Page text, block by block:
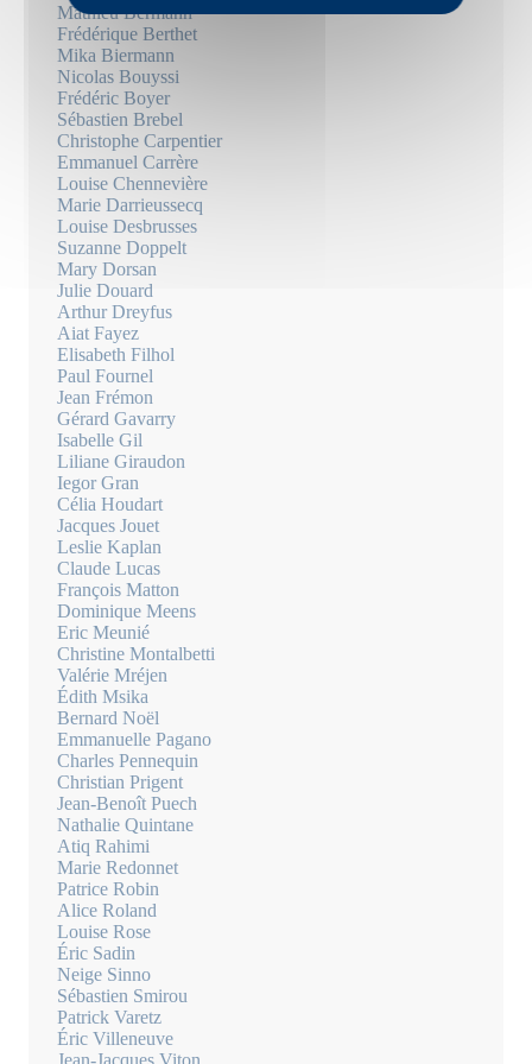
Mathieu Bermann
Frédérique Berthet
Mika Biermann
Nicolas Bouyssi
Frédéric Boyer
Sébastien Brebel
Christophe Carpentier
Emmanuel Carrère
Louise Chennevière
Marie Darrieussecq
Louise Desbrusses
Suzanne Doppelt
Mary Dorsan
Julie Douard
Arthur Dreyfus
Aiat Fayez
Elisabeth Filhol
Paul Fournel
Jean Frémon
Gérard Gavarry
Isabelle Gil
Liliane Giraudon
Iegor Gran
Célia Houdart
Jacques Jouet
Leslie Kaplan
Claude Lucas
François Matton
Dominique Meens
Eric Meunié
Christine Montalbetti
Valérie Mréjen
Édith Msika
Bernard Noël
Emmanuelle Pagano
Charles Pennequin
Christian Prigent
Jean-Benoît Puech
Nathalie Quintane
Atiq Rahimi
Marie Redonnet
Patrice Robin
Alice Roland
Louise Rose
Éric Sadin
Neige Sinno
Sébastien Smirou
Patrick Varetz
Éric Villeneuve
Jean-Jacques Viton